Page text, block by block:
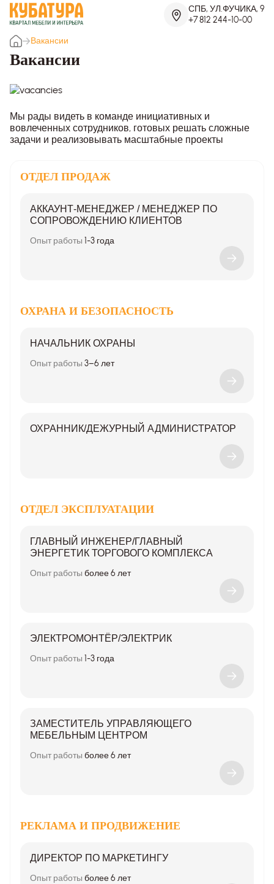
СПБ, УЛ.ФУЧИКА, 9
+7 812 244-10-00
Вакансии
Вакансии
Мы рады видеть в команде инициативных и
вовлеченных сотрудников, готовых решать сложные
задачи и реализовывать масштабные проекты
ОТДЕЛ ПРОДАЖ
АККАУНТ-МЕНЕДЖЕР / МЕНЕДЖЕР ПО
СОПРОВОЖДЕНИЮ КЛИЕНТОВ
Опыт работы 1-3 года
ОХРАНА И БЕЗОПАСНОСТЬ
НАЧАЛЬНИК ОХРАНЫ
Опыт работы 3–6 лет
ОХРАННИК/ДЕЖУРНЫЙ АДМИНИСТРАТОР
ОТДЕЛ ЭКСПЛУАТАЦИИ
ГЛАВНЫЙ ИНЖЕНЕР/ГЛАВНЫЙ
ЭНЕРГЕТИК ТОРГОВОГО КОМПЛЕКСА
Опыт работы более 6 лет
ЭЛЕКТРОМОНТЁР/ЭЛЕКТРИК
Опыт работы 1-3 года
ЗАМЕСТИТЕЛЬ УПРАВЛЯЮЩЕГО
МЕБЕЛЬНЫМ ЦЕНТРОМ
Опыт работы более 6 лет
РЕКЛАМА И ПРОДВИЖЕНИЕ
ДИРЕКТОР ПО МАРКЕТИНГУ
Опыт работы более 6 лет